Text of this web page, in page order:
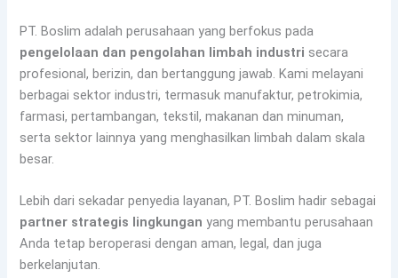
PT. Boslim adalah perusahaan yang berfokus pada
pengelolaan dan pengolahan limbah industri secara
profesional, berizin, dan bertanggung jawab. Kami melayani
berbagai sektor industri, termasuk manufaktur, petrokimia,
farmasi, pertambangan, tekstil, makanan dan minuman,
serta sektor lainnya yang menghasilkan limbah dalam skala
besar.
Lebih dari sekadar penyedia layanan, PT. Boslim hadir sebagai
partner strategis lingkungan yang membantu perusahaan
Anda tetap beroperasi dengan aman, legal, dan juga
berkelanjutan.